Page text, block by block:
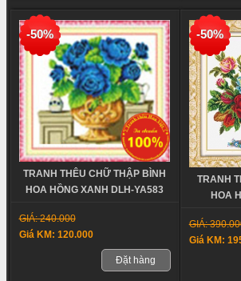
-50%
TRANH THÊU CHỮ THẬP BÌNH
HOA HỒNG XANH DLH-YA583
GIÁ: 240.000
Giá KM: 120.000
Đặt hàng
-50%
TRANH
HOA
GIÁ:
Giá KM: